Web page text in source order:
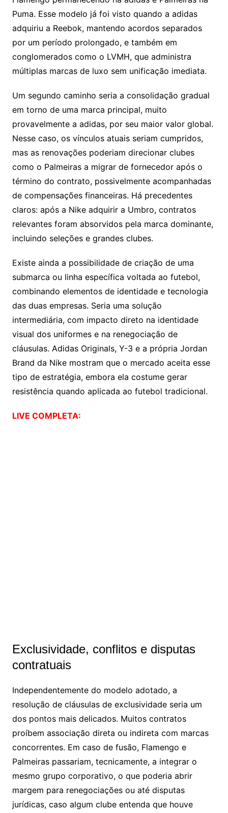
Puma. Esse modelo já foi visto quando a adidas
adquiriu a Reebok, mantendo acordos separados
por um período prolongado, e também em
conglomerados como o LVMH, que administra
múltiplas marcas de luxo sem unificação imediata.
Um segundo caminho seria a consolidação gradual
em torno de uma marca principal, muito
provavelmente a adidas, por seu maior valor global.
Nesse caso, os vínculos atuais seriam cumpridos,
mas as renovações poderiam direcionar clubes
como o Palmeiras a migrar de fornecedor após o
término do contrato, possivelmente acompanhadas
de compensações financeiras. Há precedentes
claros: após a Nike adquirir a Umbro, contratos
relevantes foram absorvidos pela marca dominante,
incluindo seleções e grandes clubes.
Existe ainda a possibilidade de criação de uma
submarca ou linha específica voltada ao futebol,
combinando elementos de identidade e tecnologia
das duas empresas. Seria uma solução
intermediária, com impacto direto na identidade
visual dos uniformes e na renegociação de
cláusulas. Adidas Originals, Y-3 e a própria Jordan
Brand da Nike mostram que o mercado aceita esse
tipo de estratégia, embora ela costume gerar
resistência quando aplicada ao futebol tradicional.
LIVE COMPLETA:
Exclusividade, conflitos e disputas
contratuais
Independentemente do modelo adotado, a
resolução de cláusulas de exclusividade seria um
dos pontos mais delicados. Muitos contratos
proíbem associação direta ou indireta com marcas
concorrentes. Em caso de fusão, Flamengo e
Palmeiras passariam, tecnicamente, a integrar o
mesmo grupo corporativo, o que poderia abrir
margem para renegociações ou até disputas
jurídicas, caso algum clube entenda que houve